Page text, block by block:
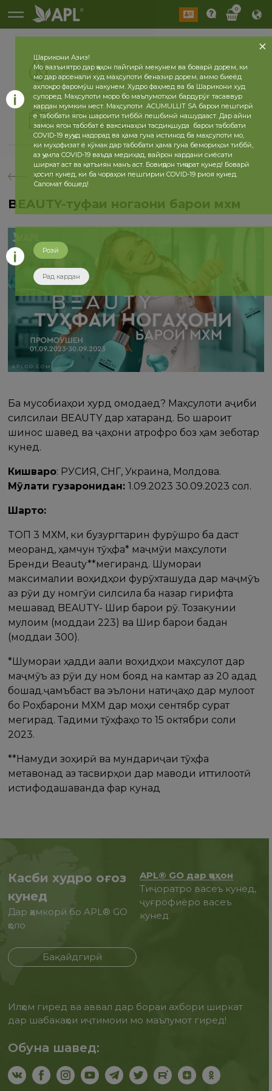
0
Амалкунанда
Таърих
2026 сол 2025 сол
бозгашт
BEAUTY-туҳфаи ногаҳони барои мхм
Ба мусобиқаҳои хурд омодаед? Маҳсулоти аҷиби
силсилаи BEAUTY дар хатаранд. Бо шароит
шинос шавед ва ҷаҳони атрофро боз ҳам зеботар
кунед.
Кишварҳо: РУСИЯ, СНГ, Украина, Молдова.
Мӯҳлати гузаронидан:1.09.2023 30.09.2023 сол.
Шартҳо:
TOП 3 МХМ, ки бузургтарин фурӯшро ба даст
меоранд, ҳамчун тӯҳфа* маҷмӯи маҳсулоти
Бренди Beauty**мегиранд. Шумораи
максималии воҳидҳои фурӯхташуда дар маҷмӯъ
аз рӯи ду номгӯи силсила ба назар гирифта
мешавад BEAUTY- Шир барои рӯ. Тозакунии
мулоим (моддаи 223) ва Шир барои бадан
(моддаи 300).
*Шумораи ҳадди ақали воҳидҳои маҳсулот дар
маҷмӯъ аз рӯи ду ном бояд на камтар аз 20 адад
бошад.ҷамъбаст ва эълони натиҷаҳо дар мулоқот
бо Роҳбарони МХМ дар моҳи сентябр сурат
мегирад. Тақдими тӯҳфаҳо то 15 октябри соли
2023.
**Намуди зоҳирӣ ва мундариҷаи тӯҳфа
метавонад аз тасвирҳои дар маводи иттилоотӣ
истифодашаванда фарқ кунад
Касби худро оғоз
кунед
Дар ҳамкорӣ бо APL® GO
ҳоло
Бақайдгирӣ
APL® GO дар ҷаҳон
Тиҷоратро васеъ кунед,
ҷуғрофиёро васеъ
кунед.
Илҳом гиред ва аввал дар бораи ахбори ширкат
дар шабакаҳои иҷтимоии мо маълумот гиред!
Обуна шавед:
Шарикони Азиз!
Мо вазъиятро дар ҷаҳон пайгирӣ мекунем ва боварӣ дорем, ки
мо дар арсенали худ маҳсулоти беназир дорем, аммо биеёд
ахлоқро фаромӯш накунем. Худро фаҳмед ва ба Шарикони худ
супоред. Маҳсулоти моро бо маълумотҳои бардурӯғ тасаввур
кардан мумкин нест. Маҳсулоти ACUMULLIT SA барои пешгирӣ
ё табобати ягон шароити тиббӣ пешбинӣ нашудааст. Дар айни
замон ягон табобат ё ваксинаҳои тасдиқшуда барои табобати
COVID-19 вуҷуд надорад ва ҳама гуна истинод ба маҳсулоти мо,
ки муҳофизат ё кӯмак дар табобати ҳама гуна бемориҳои тиббӣ,
аз ҷумла COVID-19 ваъда медиҳад, вайрон кардани сиёсати
ширкат аст ва қатъиян манъ аст. Бовиҷдон тиҷорат кунед! Боварӣ
ҳосил кунед, ки ба чораҳои пешгирии COVID-19 риоя кунед.
Саломат бошед!
Розӣ
Рад кардан